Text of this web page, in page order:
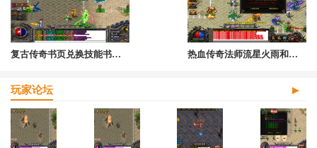
复古传奇书页兑换技能书怎么获得 热血传奇法师流星火雨和灭天火谁厉害些
玩家论坛